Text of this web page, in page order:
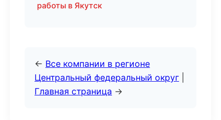
работы в Якутск
← Все компании в регионе
Центральный федеральный округ
Главная страница →